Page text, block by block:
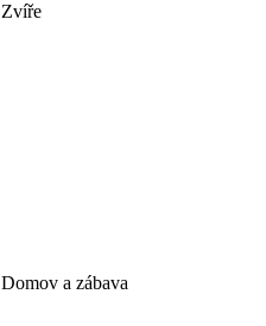
Zvíře
Domov a zábava